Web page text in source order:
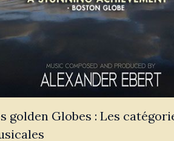
golden Globes : Les